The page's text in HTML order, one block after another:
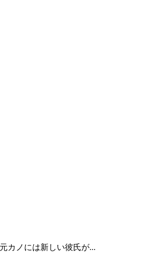
カノには新しい彼氏が...